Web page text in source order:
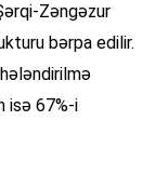
Zəngəzur
bərpa edilir.
isə 67%-i